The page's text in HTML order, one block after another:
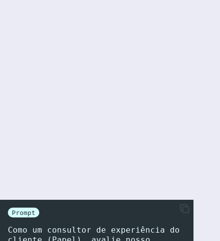
Prompt
Como um consultor de experiência do